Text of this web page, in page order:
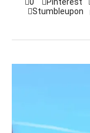
Stumbleupon